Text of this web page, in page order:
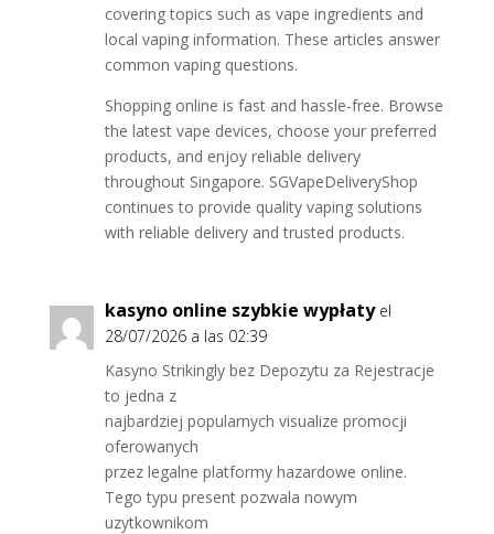
covering topics such as vape ingredients and
local vaping information. These articles answer
common vaping questions.
Shopping online is fast and hassle-free. Browse
the latest vape devices, choose your preferred
products, and enjoy reliable delivery
throughout Singapore. SGVapeDeliveryShop
continues to provide quality vaping solutions
with reliable delivery and trusted products.
kasyno online szybkie wypłaty el
28/07/2026 a las 02:39
Kasyno Strikingly bez Depozytu za Rejestracje
to jedna z
najbardziej popularnych visualize promocji
oferowanych
przez legalne platformy hazardowe online.
Tego typu present pozwala nowym
uzytkownikom